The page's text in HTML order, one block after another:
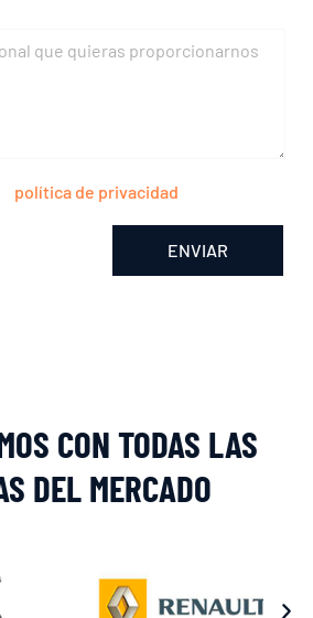
política de privacidad
ENVIAR
CON TODAS LAS
DEL MERCADO